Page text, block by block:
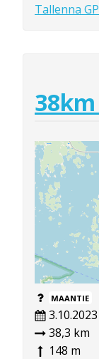
Tallenna
MAANTIE
3.10.2023
38,3 km
148 m